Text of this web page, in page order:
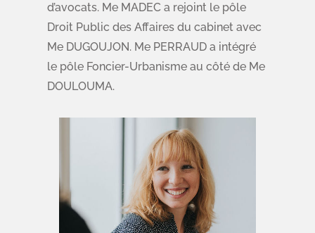
d’avocats. Me MADEC a rejoint le pôle
Droit Public des Affaires du cabinet avec
Me DUGOUJON. Me PERRAUD a intégré
le pôle Foncier-Urbanisme au côté de Me
DOULOUMA.